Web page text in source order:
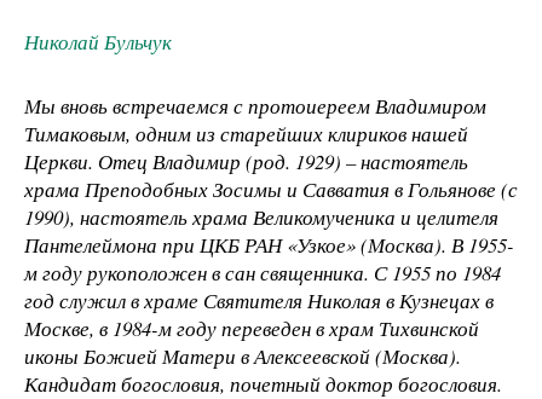
Николай Бульчук
Мы вновь встречаемся с протоиереем Владимиром
Тимаковым, одним из старейших клириков нашей
Церкви. Отец Владимир (род. 1929) – настоятель
храма Преподобных Зосимы и Савватия в Гольянове (с
1990), настоятель храма Великомученика и целителя
Пантелеймона при ЦКБ РАН «Узкое» (Москва). В 1955-
м году рукоположен в сан священника. С 1955 по 1984
год служил в храме Святителя Николая в Кузнецах в
Москве, в 1984-м году переведен в храм Тихвинской
иконы Божией Матери в Алексеевской (Москва).
Кандидат богословия, почетный доктор богословия.